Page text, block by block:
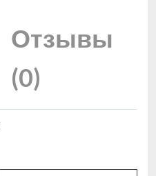
Отзывы
(0)